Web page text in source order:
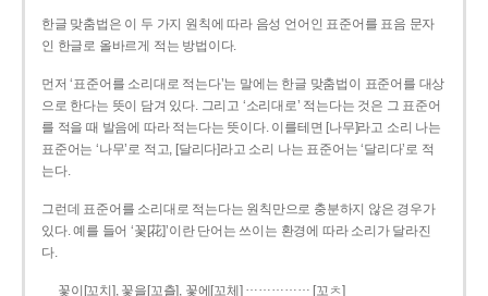
한글 맞춤법은 이 두 가지 원칙에 따라 음성 언어인 표준어를 표음 문자
인 한글로 올바르게 적는 방법이다.
먼저 ‘표준어를 소리대로 적는다’는 말에는 한글 맞춤법이 표준어를 대상
으로 한다는 뜻이 담겨 있다. 그리고 ‘소리대로’ 적는다는 것은 그 표준어
를 적을 때 발음에 따라 적는다는 뜻이다. 이를테면 [나무]라고 소리 나는
표준어는 ‘나무’로 적고, [달리다]라고 소리 나는 표준어는 ‘달리다’로 적
는다.
그런데 표준어를 소리대로 적는다는 원칙만으로 충분하지 않은 경우가
있다. 예를 들어 ‘꽃[花]’이란 단어는 쓰이는 환경에 따라 소리가 달라진
다.
꽃이[꼬치], 꽃을[꼬츨], 꽃에[꼬체] …………… [꼬ㅊ]